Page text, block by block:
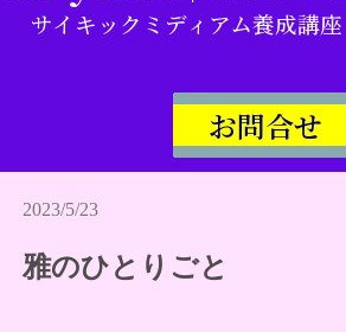
サイキックミディアム養成講
お問合せ
2023/5/23
雅のひとりごと